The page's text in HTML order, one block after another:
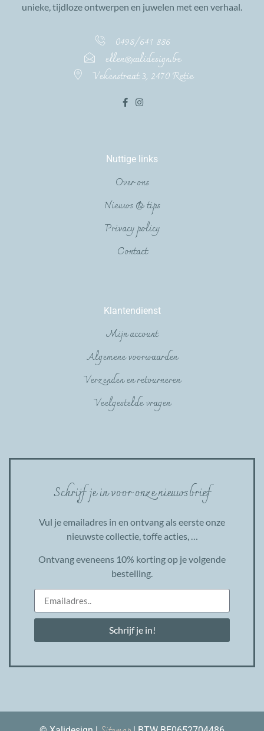
unieke, tijdloze ontwerpen en juwelen met een verhaal.
0498/641 886
ellen@xalidesign.be
Vekenstraat 3, 2470 Retie
Nuttige links
Over ons
Nieuws & tips
Privacy policy
Contact
Klantendienst
Mijn account
Algemene voorwaarden
Verzenden en retourneren
Veelgestelde vragen
Schrijf je in voor onze nieuwsbrief
Vul je emailadres in en ontvang als eerste onze
nieuwste collectie, toffe acties, …
Ontvang eveneens 10% korting op je volgende
bestelling.
Schrijf je in!